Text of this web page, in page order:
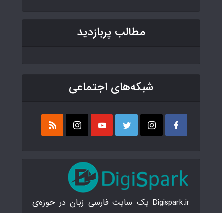
مطالب پربازدید
شبکه‌های اجتماعی
Digispark.ir یک سایت فارسی زبان در حوزه‌ی